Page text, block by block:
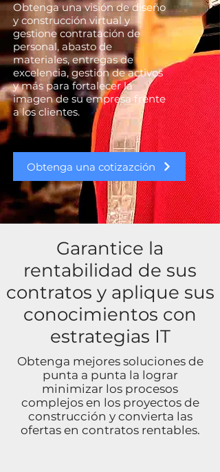
Obtenga una visión de diseño
y construcción virtual y
gestione contratación de
personal, abasto de
materiales, entregas de
excelencia, gestión de activos
y más para fortalecer la
imagen de su empresa frente
a los clientes.
Obtenga una cotizazción
Garantice la
rentabilidad de sus
contratos y aplique sus
conocimientos con
estrategias IT
Obtenga mejores soluciones de
punta a punta la lograr
minimizar los procesos
complejos en los proyectos de
construcción y convierta las
ofertas en contratos rentables.